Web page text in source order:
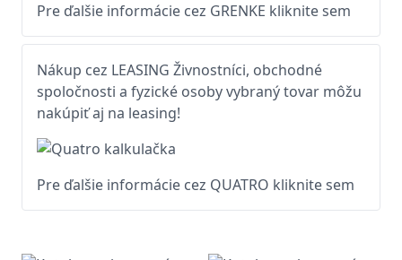
Pre ďalšie informácie cez GRENKE kliknite sem
Nákup cez LEASING Živnostníci, obchodné
spoločnosti a fyzické osoby vybraný tovar môžu
nakúpiť aj na leasing!
Pre ďalšie informácie cez QUATRO kliknite sem